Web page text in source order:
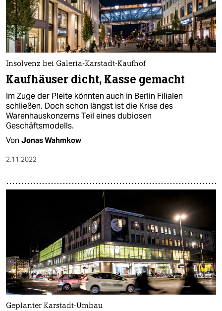
Insolvenz bei Galeria-Karstadt-Kaufhof
Kaufhäuser dicht, Kasse gemacht
Im Zuge der Pleite könnten auch in Berlin Filialen
schließen. Doch schon längst ist die Krise des
Warenhauskonzerns Teil eines dubiosen
Geschäftsmodells.
Von Jonas Wahmkow
2.11.2022
Geplanter Karstadt-Umbau